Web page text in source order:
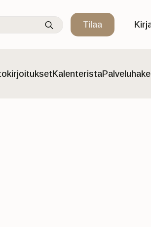
Search
for:
Tilaa
Kalenterista